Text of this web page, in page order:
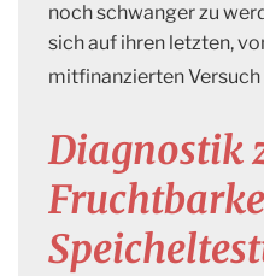
noch schwanger zu
sich auf ihren letzten,
mitfinanzierten
Diagnostik